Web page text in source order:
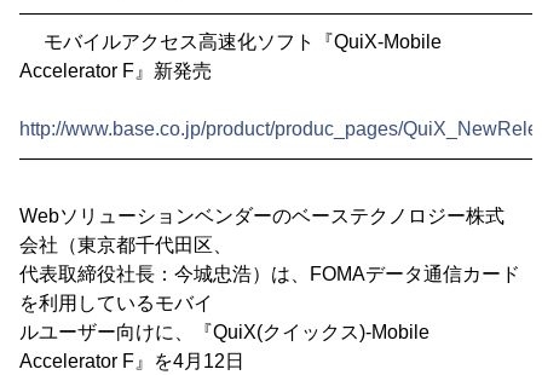
モバイルアクセス高速化ソフト『QuiX-Mobile
Accelerator F』新発売
http://www.base.co.jp/product/produc_pages/
Webソリューションベンダーのベーステクノロジー株式
会社（東京都千代田区、
代表取締役社長：今城忠浩）は、FOMAデータ通信カード
を利用しているモバイ
ルユーザー向けに、『QuiX(クイックス)-Mobile
Accelerator F』を4月12日